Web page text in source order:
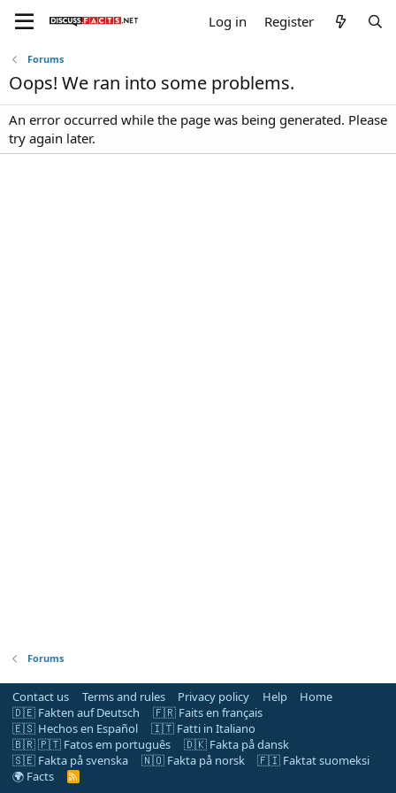
Log in Register
Forums
Oops! We ran into some problems.
An error occurred while the page was being generated. Please
try again later.
Forums
Contact us Terms and rules Privacy policy Help
Home
🇩🇪 Fakten auf Deutsch
🇫🇷 Faits en français
🇪🇸 Hechos en Español
🇮🇹 Fatti in Italiano
🇧🇷 🇵🇹 Fatos em português
🇩🇰 Fakta på dansk
🇸🇪 Fakta på svenska
🇳🇴 Fakta på norsk
🇫🇮 Faktat suomeksi
🌍 Facts
R